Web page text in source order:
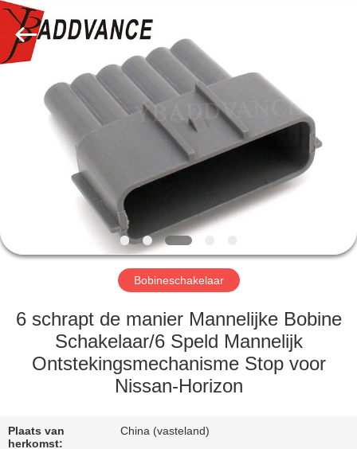
HUIS
PRODUCTEN
ONGEVEER
FABRIEKSREIS
KWALITEITSCONTROLE
CONTACTEER
VERZOEK
Auto
Parts
Co.,Ltd.
Rights
Reserved.
Bobineschakelaar
6 schrapt de manier Mannelijke Bobine
Schakelaar/6 Speld Mannelijk
Ontstekingsmechanisme Stop voor
Nissan-Horizon
Plaats van
herkomst:
China (vasteland)